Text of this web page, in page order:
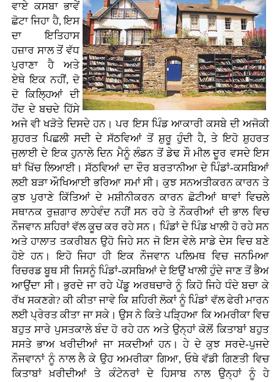
ਵਾਏ ਕਸਬਾ ਭਾਵੇਂ
ਛੋਟਾ ਜਿਹਾ ਹੈ, ਇਸ
ਦਾ ਇਤਿਹਾਸ
ਹਜ਼ਾਰ ਸਾਲ ਤੋਂ ਵੱਧ
ਪੁਰਾਣਾ ਹੈ ਅਤੇ
ਏਥੇ ਇਕ ਨਹੀਂ, ਦੋ
ਦੋ ਕਿਲ੍ਹਿਆਂ ਦੀ
ਹੋਂਦ ਦੇ ਬਚਦੇ ਹਿੱਸੇ
ਅਜੇ ਵੀ ਖੜੋਤੇ ਦਿਸਦੇ ਹਨ। ਪਰ ਇਸ ਪਿੰਡ ਆਕਾਰੀ ਕਸਬੇ ਦੀ ਅਜੋਕੀ
ਸ਼ੁਹਰਤ ਪਿਛਲੀ ਸਦੀ ਦੇ ਸੱਠਵਿਆਂ ਤੋਂ ਸ਼ੁਰੂ ਹੁੰਦੀ ਹੈ, ਤੇ ਇਹੋ ਸ਼ੁਹਰਤ
ਜੁਲਾਈ ਦੇ ਇਕ ਹੁਨਾਲੇ ਦਿਨ ਮੈਨੂੰ ਲੰਡਨ ਤੋਂ ਡੇਢ ਸੌ ਮੀਲ ਦੂਰ ਵਸਦੇ ਇਸ
ਥਾਂ ਖਿੱਚ ਲਿਆਈ। ਸੱਠਵਿਆਂ ਦਾ ਦੌਰ ਬਰਤਾਨੀਆ ਦੇ ਪਿੰਡਾਂ-ਕਸਬਿਆਂ
ਲਈ ਬੜਾ ਔਖਿਆਈ ਭਰਿਆ ਸਮਾਂ ਸੀ। ਕੁਝ ਸਨਅਤੀਕਰਨ ਕਾਰਨ ਤੇ
ਕੁਝ ਪੁਰਾਣੇ ਕਿੱਤਿਆਂ ਦੇ ਮਸ਼ੀਨੀਕਰਨ ਕਾਰਨ ਛੋਟੀਆਂ ਥਾਵਾਂ ਵਿਚਲੇ
ਸਥਾਨਕ ਰੁਜ਼ਗਾਰ ਲਾਹੇਵੰਦ ਨਹੀਂ ਸਨ ਰਹੇ ਤੇ ਨੌਕਰੀਆਂ ਦੀ ਭਾਲ ਵਿਚ
ਨੌਜਵਾਨ ਸ਼ਹਿਰਾਂ ਵੱਲ ਕੂਚ ਕਰ ਰਹੇ ਸਨ। ਪਿੰਡਾਂ ਦੇ ਪਿੰਡ ਖਾਲੀ ਹੋ ਰਹੇ ਸਨ
ਅਤੇ ਹਾਲਾਤ ਤਕਰੀਬਨ ਉਹੋ ਜਿਹੇ ਸਨ ਜੋ ਇਸ ਵੇਲੇ ਸਾਡੇ ਦੇਸ ਵਿਚ ਬਣੇ
ਹੋਏ ਹਨ। ਇਹੋ ਜਿਹਾ ਹੀ ਇਕ ਨੌਜਵਾਨ ਪਲਿਮਥ ਵਿਚ ਜਨਮਿਆ
ਰਿਚਰਡ ਬੂਥ ਸੀ ਜਿਸਨੂੰ ਪਿੰਡਾਂ-ਕਸਬਿਆਂ ਦੇ ਇਉਂ ਖਾਲੀ ਹੁੰਦੇ ਜਾਣ ਤੋਂ ਭੈਅ
ਆਉਂਦਾ ਸੀ। ਭੁਰਦੇ ਜਾ ਰਹੇ ਪੇਂਡੂ ਅਰਥਚਾਰੇ ਨੂੰ ਕਿਹੋ ਜਿਹੇ ਧੰਦੇ ਬਚਾ ਕੇ
ਰੱਖ ਸਕਣਗੇ? ਕੀ ਕੀਤਾ ਜਾਵੇ ਕਿ ਸ਼ਹਿਰੀ ਲੋਕਾਂ ਨੂੰ ਪਿੰਡਾਂ ਵੱਲ ਫੇਰੀ ਮਾਰਨ
ਲਈ ਪ੍ਰੇਰਤ ਕੀਤਾ ਜਾ ਸਕੇ। ਉਸ ਨੇ ਕਿਤੇ ਪੜ੍ਹਿਆ ਕਿ ਅਮਰੀਕਾ ਵਿਚ
ਬਹੁਤ ਸਾਰੇ ਪੁਸਤਕਾਲੇ ਬੰਦ ਹੋ ਰਹੇ ਹਨ ਅਤੇ ਉਨ੍ਹਾਂ ਕੋਲੋਂ ਕਿਤਾਬਾਂ ਬਹੁਤ
ਸਸਤੇ ਭਾਅ ਖਰੀਦੀਆਂ ਜਾ ਸਕਦੀਆਂ ਹਨ। ਹੇ ਦੇ ਕੁਝ ਸਰਦੇ-ਪੁਜਦੇ
ਨੌਜਵਾਨਾਂ ਨੂੰ ਨਾਲ ਲੈ ਕੇ ਉਹ ਅਮਰੀਕਾ ਗਿਆ, ਓਥੇ ਵੱਡੀ ਗਿਣਤੀ ਵਿਚ
ਕਿਤਾਬਾਂ ਖ਼ਰੀਦੀਆਂ ਤੇ ਕੰਟੇਨਰਾਂ ਦੇ ਹਿਸਾਬ ਨਾਲ ਉਨ੍ਹਾਂ ਨੂੰ ਹੇ